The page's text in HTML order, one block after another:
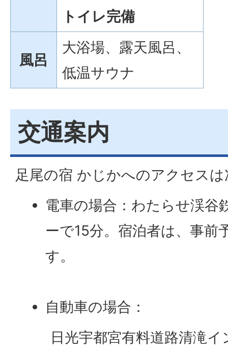
トイレ完備
風呂
大浴場、露天風呂、
低温サウナ
交通案内
足尾の宿 かじかへのアクセス
電車の場合：わたらせ渓谷
ーで15分。宿泊者は、事前
す。
自動車の場合：
日光宇都宮有料道路清滝